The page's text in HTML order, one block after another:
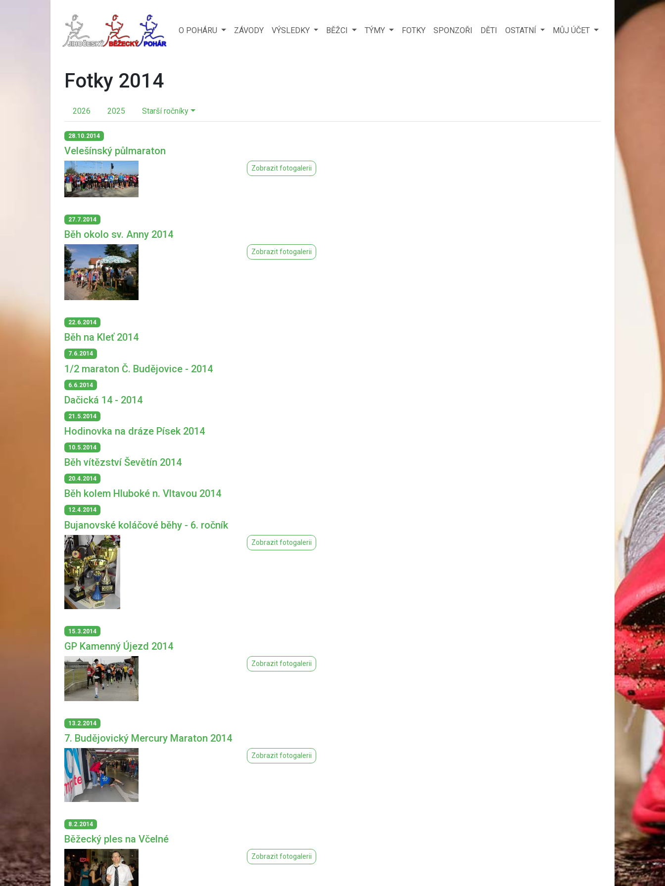
O POHÁRU ZÁVODY VÝSLEDKY BĚŽCI TÝMY FOTKY SPONZOŘI DĚTI OSTATNÍ MŮJ ÚČET
Fotky 2014
2026 2025 Starší ročníky
28.10.2014
Velešínský půlmaraton
Zobrazit fotogalerii
27.7.2014
Běh okolo sv. Anny 2014
Zobrazit fotogalerii
22.6.2014
Běh na Kleť 2014
7.6.2014
1/2 maraton Č. Budějovice - 2014
6.6.2014
Dačická 14 - 2014
21.5.2014
Hodinovka na dráze Písek 2014
10.5.2014
Běh vítězství Ševětín 2014
20.4.2014
Běh kolem Hluboké n. Vltavou 2014
12.4.2014
Bujanovské koláčové běhy - 6. ročník
Zobrazit fotogalerii
15.3.2014
GP Kamenný Újezd 2014
Zobrazit fotogalerii
13.2.2014
7. Budějovický Mercury Maraton 2014
Zobrazit fotogalerii
8.2.2014
Běžecký ples na Včelné
Zobrazit fotogalerii